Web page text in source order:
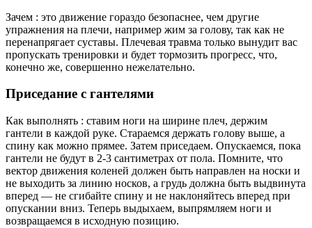
Зачем : это движение гораздо безопаснее, чем другие
упражнения на плечи, например жим за голову, так как не
перенапрягает суставы. Плечевая травма только вынудит вас
пропускать тренировки и будет тормозить прогресс, что,
конечно же, совершенно нежелательно.
Приседание с гантелями
Как выполнять : ставим ноги на ширине плеч, держим
гантели в каждой руке. Стараемся держать голову выше, а
спину как можно прямее. Затем приседаем. Опускаемся, пока
гантели не будут в 2-3 сантиметрах от пола. Помните, что
вектор движения коленей должен быть направлен на носки и
не выходить за линию носков, а грудь должна быть выдвинута
вперед — не сгибайте спину и не наклоняйтесь вперед при
опускании вниз. Теперь выдыхаем, выпрямляем ноги и
возвращаемся в исходную позицию.